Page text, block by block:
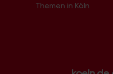
Themen in Köln